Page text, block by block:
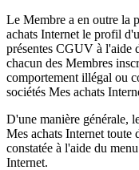
Le Membre a en outre la
achats Internet le profil
présentes CGUV à l'aide
chacun des Membres
comportement illégal ou
sociétés Mes achats
D'une manière générale,
Mes achats Internet toute
constatée à l'aide du
Internet.